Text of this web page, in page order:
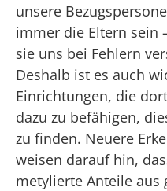
unsere
immer die Eltern sein
sie uns bei Fehlern
Deshalb ist es auch
Einrichtungen, die
dazu zu befähigen,
zu finden. Neuere
weisen darauf hin,
metylierte Anteile aus